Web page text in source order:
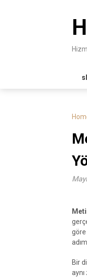
göre
Bir